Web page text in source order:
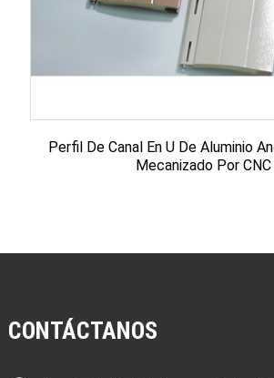
Perfil De Canal En U De Aluminio
Mecanizado Por CNC
CONTÁCTANOS